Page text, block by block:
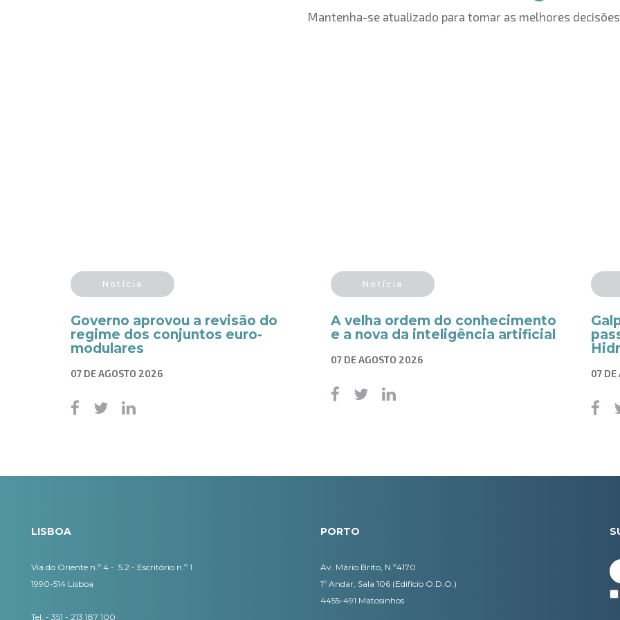
Mantenha-se atualizado para tomar as melhores
Notícia
Governo aprovou a revisão do
regime dos conjuntos euro-
modulares
07 DE AGOSTO 2026
Notícia
A velha ordem do conhecimento
e a nova da inteligência artificial
07 DE AGOSTO 2026
07 DE
LISBOA
Via do Oriente n.º 4 - 5.2 - Escritório n.º 1
1990-514 Lisboa
Tel. - 351 - 213 187 100
PORTO
Av. Mário Brito, N.º4170
1º Andar, Sala 106 (Edifício O.D.O.)
4455-491 Matosinhos